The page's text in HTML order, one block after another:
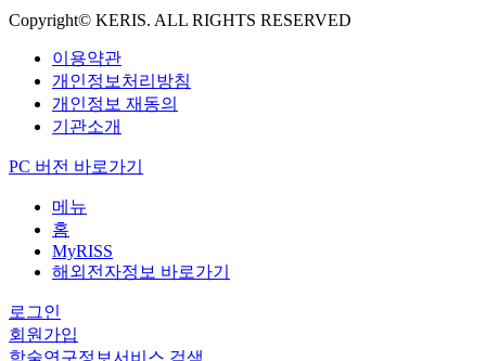
Copyright© KERIS. ALL RIGHTS RESERVED
이용약관
개인정보처리방침
개인정보 재동의
기관소개
PC 버전 바로가기
메뉴
홈
MyRISS
해외전자정보 바로가기
로그인
회원가입